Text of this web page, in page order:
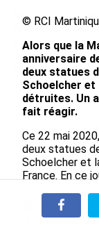
De Messi à Trump :
l’expérience
du Martiniquais
au service du
Luce en
le 07/08/2026
Après 5 ans à la
Olivier Cotta
générale de...
le 05/08/2026
En juin 2026, les
consommation
À la une
© RCI
Alors que la
anniversaire
deux statues
Schoelcher et
détruites. Un
fait réagir.
Ce 22 mai
deux statues
Schoelcher et
France. En ce
reconnaissent
figure de